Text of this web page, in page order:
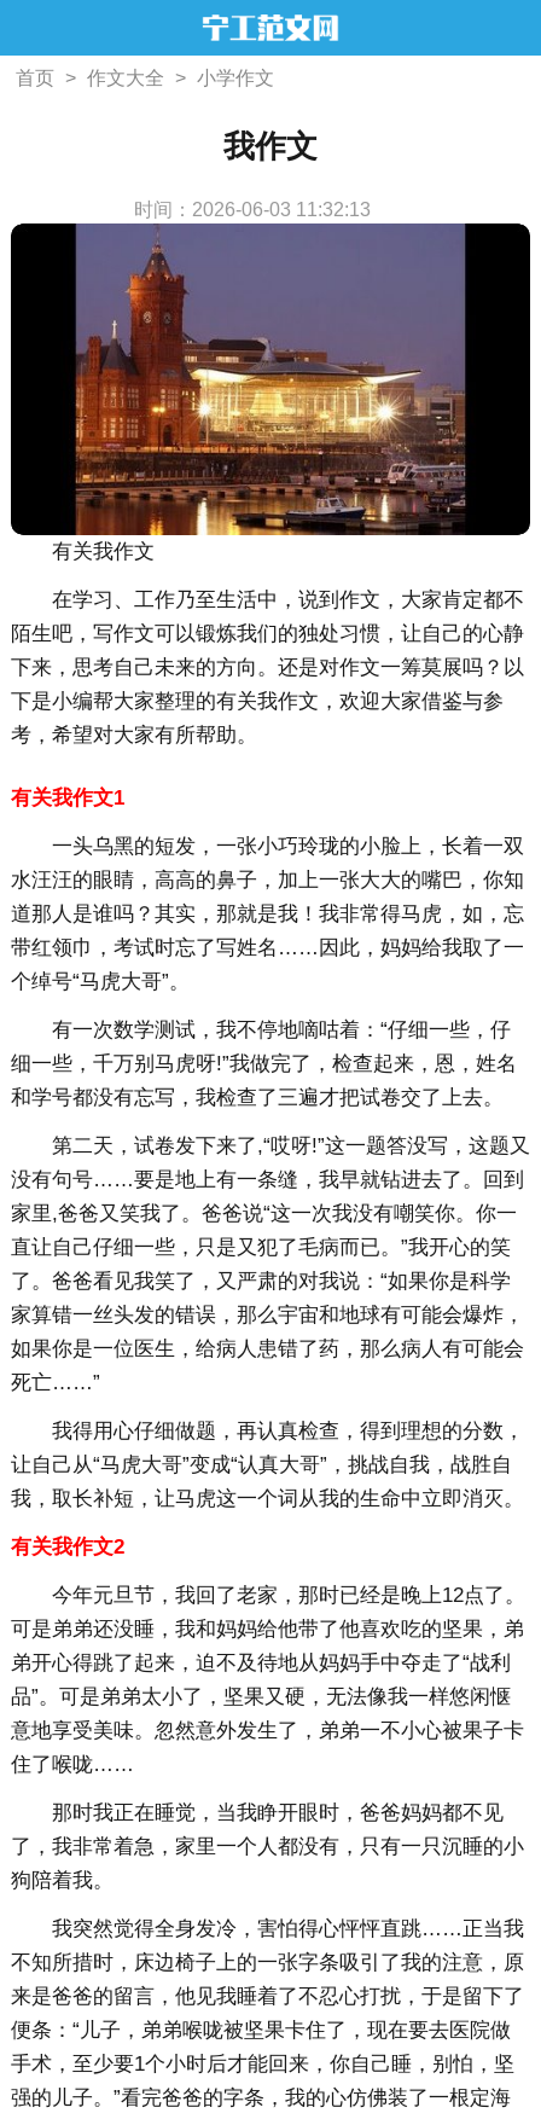
首页 > 作文大全 > 小学作文
我作文
时间：2026-06-03 11:32:13
有关我作文
在学习、工作乃至生活中，说到作文，大家肯定都不
陌生吧，写作文可以锻炼我们的独处习惯，让自己的心静
下来，思考自己未来的方向。还是对作文一筹莫展吗？以
下是小编帮大家整理的有关我作文，欢迎大家借鉴与参
考，希望对大家有所帮助。
有关我作文1
一头乌黑的短发，一张小巧玲珑的小脸上，长着一双
水汪汪的眼睛，高高的鼻子，加上一张大大的嘴巴，你知
道那人是谁吗？其实，那就是我！我非常得马虎，如，忘
带红领巾，考试时忘了写姓名……因此，妈妈给我取了一
个绰号“马虎大哥”。
有一次数学测试，我不停地嘀咕着：“仔细一些，仔
细一些，千万别马虎呀!”我做完了，检查起来，恩，姓名
和学号都没有忘写，我检查了三遍才把试卷交了上去。
第二天，试卷发下来了,“哎呀!”这一题答没写，这题又
没有句号……要是地上有一条缝，我早就钻进去了。回到
家里,爸爸又笑我了。爸爸说“这一次我没有嘲笑你。你一
直让自己仔细一些，只是又犯了毛病而已。”我开心的笑
了。爸爸看见我笑了，又严肃的对我说：“如果你是科学
家算错一丝头发的错误，那么宇宙和地球有可能会爆炸，
如果你是一位医生，给病人患错了药，那么病人有可能会
死亡……”
我得用心仔细做题，再认真检查，得到理想的分数，
让自己从“马虎大哥”变成“认真大哥”，挑战自我，战胜自
我，取长补短，让马虎这一个词从我的生命中立即消灭。
有关我作文2
今年元旦节，我回了老家，那时已经是晚上12点了。
可是弟弟还没睡，我和妈妈给他带了他喜欢吃的坚果，弟
弟开心得跳了起来，迫不及待地从妈妈手中夺走了“战利
品”。可是弟弟太小了，坚果又硬，无法像我一样悠闲惬
意地享受美味。忽然意外发生了，弟弟一不小心被果子卡
住了喉咙……
那时我正在睡觉，当我睁开眼时，爸爸妈妈都不见
了，我非常着急，家里一个人都没有，只有一只沉睡的小
狗陪着我。
我突然觉得全身发冷，害怕得心怦怦直跳……正当我
不知所措时，床边椅子上的一张字条吸引了我的注意，原
来是爸爸的留言，他见我睡着了不忍心打扰，于是留下了
便条：“儿子，弟弟喉咙被坚果卡住了，现在要去医院做
手术，至少要1个小时后才能回来，你自己睡，别怕，坚
强的儿子。”看完爸爸的字条，我的心仿佛装了一根定海